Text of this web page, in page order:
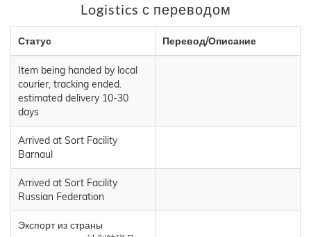
Logistics с переводом
Статус Перевод/Описание
Item being handed by local
courier, tracking ended.
estimated delivery 10-30
days
Arrived at Sort Facility
Barnaul
Arrived at Sort Facility
Russian Federation
Экспорт из страны